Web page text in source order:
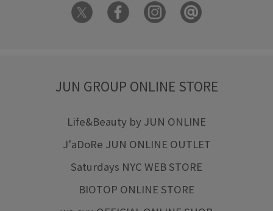
JUN GROUP ONLINE STORE
Life&Beauty by JUN ONLINE
J'aDoRe JUN ONLINE OUTLET
Saturdays NYC WEB STORE
BIOTOP ONLINE STORE